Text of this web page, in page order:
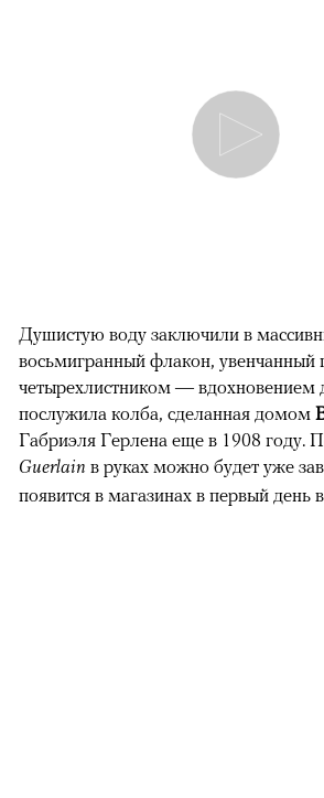
Душистую воду заключили в
восьмигранный флакон, увенчанный
четырехлистником — вдохновением
послужила колба, сделанная домом
Габриэля Герлена еще в 1908 году.
Guerlain в руках можно будет уже
появится в магазинах в первый день